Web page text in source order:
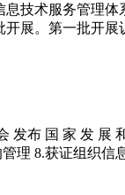
息技术服务
批开展。第一
布 国 家 发 展
管理 8.获证组织